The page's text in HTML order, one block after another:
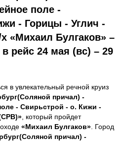
поле -
- Горицы - Углич -
«Михаил Булгаков» –
рейс 24 мая (вс) – 29
в увлекательный речной круиз
причал) -
- Свирьстрой - о. Кижи -
, который пройдет
«Михаил Булгаков» . Город
причал) -